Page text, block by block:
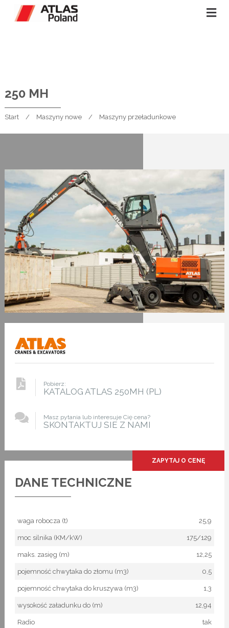
250 MH
Start Maszyny nowe Maszyny przeładunkowe
Pobierz:
KATALOG ATLAS 250MH (PL)
Masz pytania lub interesuje Cię cena?
SKONTAKTUJ SIE Z NAMI
ZAPYTAJ O CENĘ
DANE TECHNICZNE
waga robocza (t) 25,9
moc silnika (KM/kW) 175/129
maks. zasięg (m) 12,25
pojemność chwytaka do złomu (m3) 0,5
pojemność chwytaka do kruszywa (m3) 1,3
wysokość załadunku do (m) 12,94
Radio tak